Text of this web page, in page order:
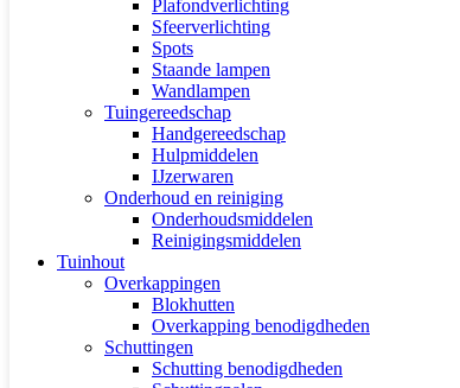
Plafondverlichting
Sfeerverlichting
Spots
Staande lampen
Wandlampen
Tuingereedschap
Handgereedschap
Hulpmiddelen
IJzerwaren
Onderhoud en reiniging
Onderhoudsmiddelen
Reinigingsmiddelen
Tuinhout
Overkappingen
Blokhutten
Overkapping benodigdheden
Schuttingen
Schutting benodigdheden